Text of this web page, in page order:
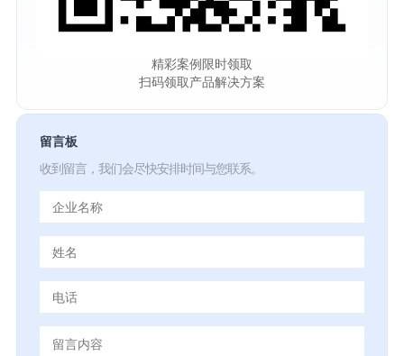
精彩案例限时领取
扫码领取产品解决方案
留言板
收到留言，我们会尽快安排时间与您联系。